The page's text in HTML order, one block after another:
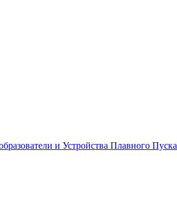
и Устройства Плавного Пуска